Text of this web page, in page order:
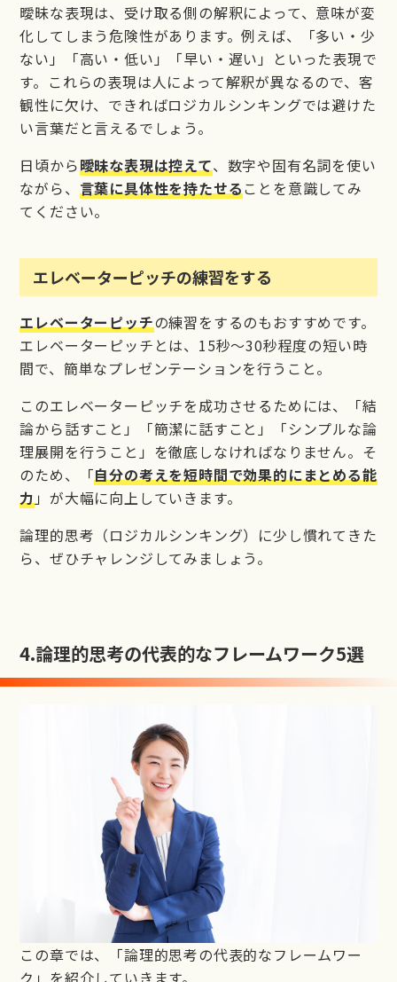
曖昧な表現は、受け取る側の解釈によって、意味が変
化してしまう危険性があります。例えば、「多い・少
ない」「高い・低い」「早い・遅い」といった表現で
す。これらの表現は人によって解釈が異なるので、客
観性に欠け、できればロジカルシンキングでは避けた
い言葉だと言えるでしょう。
日頃から曖昧な表現は控えて、数字や固有名詞を使い
ながら、 言葉に具体性を持たせる ことを意識してみ
てください。
エレベーターピッチの練習をする
エレベーターピッチの練習をするのもおすすめです。
エレベーターピッチとは、15秒～30秒程度の短い時
間で、簡単なプレゼンテーションを行うこと。
このエレベーターピッチを成功させるためには、「結
論から話すこと」「簡潔に話すこと」「シンプルな論
理展開を行うこと」を徹底しなければなりません。そ
のため、「自分の考えを短時間で効果的にまとめる能
力 」が大幅に向上していきます。
論理的思考（ロジカルシンキング）に少し慣れてきた
ら、ぜひチャレンジしてみましょう。
4.論理的思考の代表的なフレームワーク5選
この章では、「論理的思考の代表的なフレームワー
ク」を紹介していきます。